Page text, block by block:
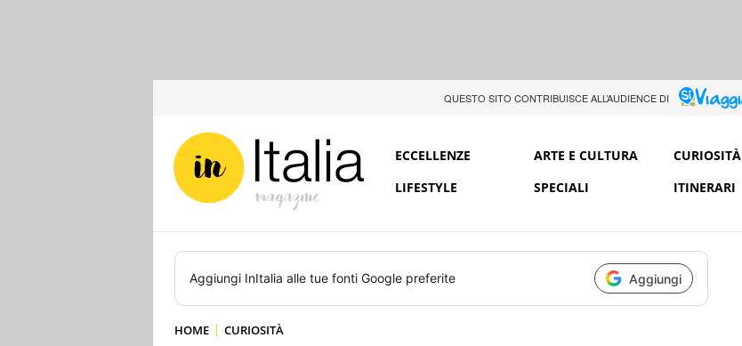
QUESTO SITO CONTRIBUISCE ALL’AUDIENCE DI
ECCELLENZE ARTE E CULTURA CURIOSITÀ
LIFESTYLE
SPECIALI ITINERARI
Aggiungi InItalia alle tue fonti Google preferite Aggiungi
HOME CURIOSITÀ